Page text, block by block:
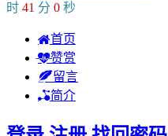
时 41 分 1 秒
首页
赞赏
留言
简介